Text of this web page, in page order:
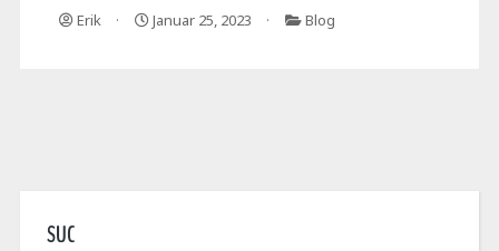
Erik Januar 25, 2023 Blog
SUC